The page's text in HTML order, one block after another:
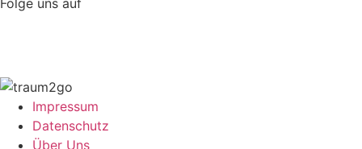
Folge uns auf
Impressum
Datenschutz
Über Uns